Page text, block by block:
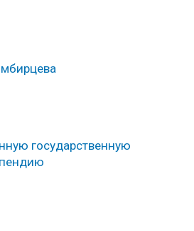
государственную